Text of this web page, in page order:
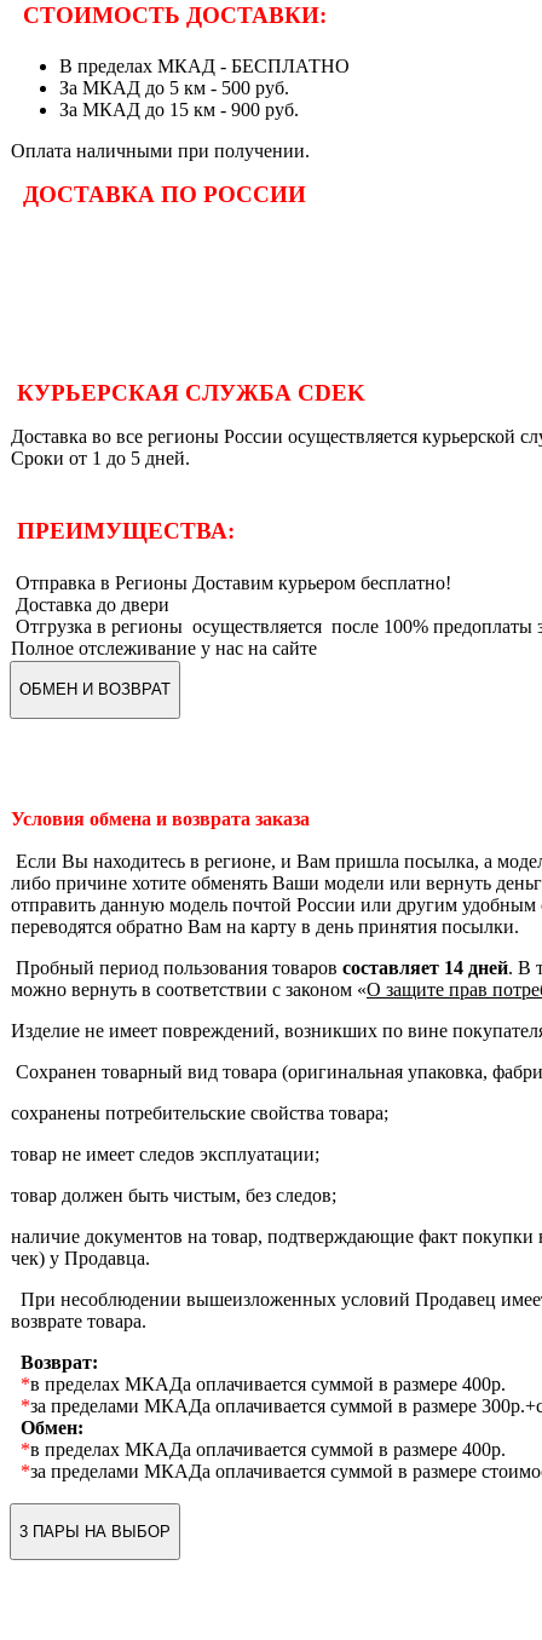
СТОИМОСТЬ ДОСТАВКИ:
В пределах МКАД - БЕСПЛАТНО
За МКАД до 5 км - 500 руб.
За МКАД до 15 км - 900 руб.
Оплата наличными при получении.
ДОСТАВКА ПО РОССИИ
КУРЬЕРСКАЯ СЛУЖБА CDEK
Доставка во все регионы России осуществляется курьерской
Сроки от 1 до 5 дней.
ПРЕИМУЩЕСТВА:
Отправка в Регионы Доставим курьером бесплатно!
Доставка до двери
Отгрузка в регионы осуществляется после 100% предоплаты
Полное отслеживание у нас на сайте
ОБМЕН И ВОЗВРАТ
Условия обмена и возврата заказа
Если Вы находитесь в регионе, и Вам пришла посылка, а
либо причине хотите обменять Ваши модели или вернуть
отправить данную модель почтой России или другим
переводятся обратно Вам на карту в день принятия посылки.
Пробный период пользования товаров составляет 14 дней. В
можно вернуть в соответствии с законом «О защите прав
Изделие не имеет повреждений, возникших по вине
Сохранен товарный вид товара (оригинальная упаковка,
сохранены потребительские свойства товара;
товар не имеет следов эксплуатации;
товар должен быть чистым, без следов;
наличие документов на товар, подтверждающие факт покупки
чек) у Продавца.
При несоблюдении вышеизложенных условий Продавец
возврате товара.
Возврат:
*в пределах МКАДа оплачивается суммой в размере 400р.
*за пределами МКАДа оплачивается суммой в размере
Обмен:
*в пределах МКАДа оплачивается суммой в размере 400р.
*за пределами МКАДа оплачивается суммой в размере
3 ПАРЫ НА ВЫБОР